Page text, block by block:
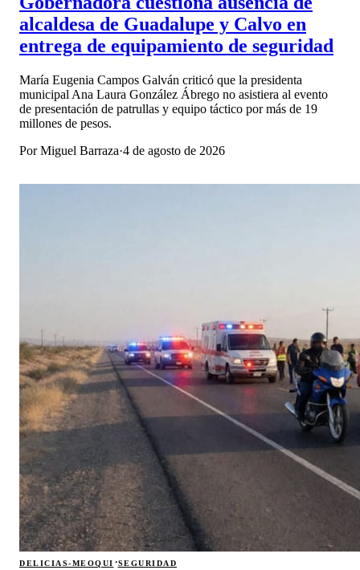
alcaldesa de Guadalupe y Calvo en
entrega de equipamiento de seguridad
María Eugenia Campos Galván criticó que la presidenta
municipal Ana Laura González Ábrego no asistiera al evento
de presentación de patrullas y equipo táctico por más de 19
millones de pesos.
PorMiguel Barraza·4 de agosto de 2026
DELICIAS-MEOQUI ·SEGURIDAD